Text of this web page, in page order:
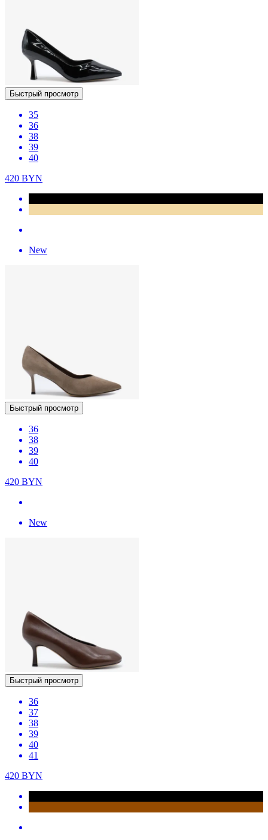
Быстрый просмотр
35
36
38
39
40
420 BYN
New
Быстрый просмотр
36
38
39
40
420 BYN
New
Быстрый просмотр
36
37
38
39
40
41
420 BYN